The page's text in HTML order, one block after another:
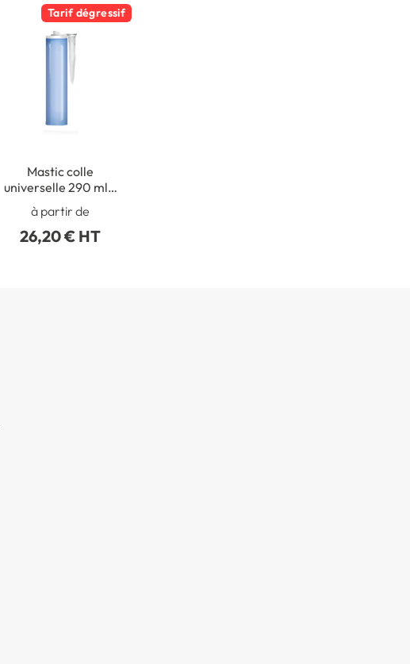
Tarif dégressif
Mastic colle
universelle 290 ml -
Usage intérieur
à partir de
26,20 € HT